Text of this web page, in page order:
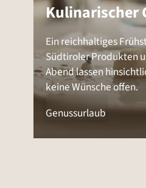
Kulinarischer
Ein reichhaltiges
Südtiroler Produkten
Abend lassen
keine Wünsche offen.
Genussurlaub